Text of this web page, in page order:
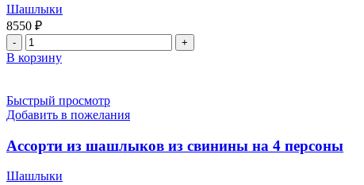
Шашлыки
8550 ₽
Количество
товара
Ассорти
курицы
на
персон
В корзину
Быстрый просмотр
Добавить в пожелания
Ассорти из шашлыков из свинины на 4 персоны
Шашлыки